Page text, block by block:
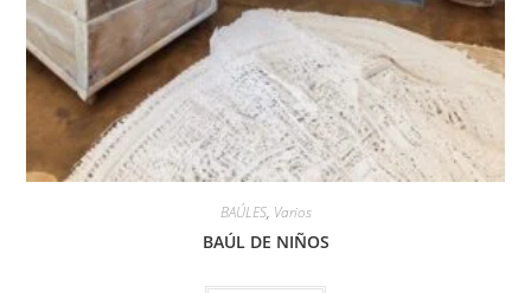
BAÚLES, Varios
BAÚL DE NIÑOS